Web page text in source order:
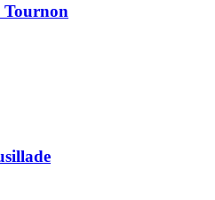
Tournon